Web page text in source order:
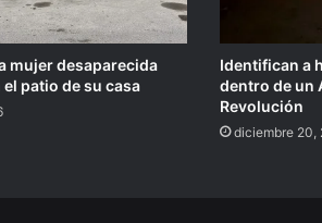
mujer desaparecida
patio de su casa
Identifican a
dentro de un
Revolución
diciembre 20,